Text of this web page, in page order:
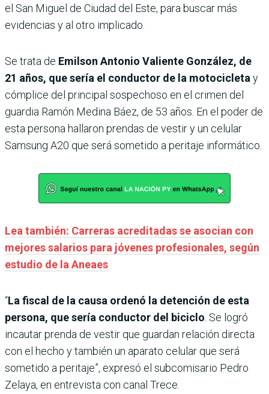
el San Miguel de Ciudad del Este, para buscar más
evidencias y al otro implicado.
Se trata de Emilson Antonio Valiente González, de
21 años, que sería el conductor de la motocicleta y
cómplice del principal sospechoso en el crimen del
guardia Ramón Medina Báez, de 53 años. En el poder de
esta persona hallaron prendas de vestir y un celular
Samsung A20 que será sometido a peritaje informático.
Lea también: Carreras acreditadas se asocian con
mejores salarios para jóvenes profesionales, según
estudio de la Aneaes
“La fiscal de la causa ordenó la detención de esta
persona, que sería conductor del biciclo . Se logró
incautar prenda de vestir que guardan relación directa
con el hecho y también un aparato celular que será
sometido a peritaje”, expresó el subcomisario Pedro
Zelaya, en entrevista con canal Trece.